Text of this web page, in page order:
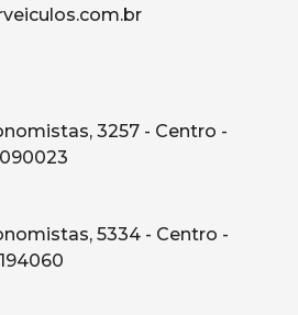
3257 - Centro -
5334 - Centro -